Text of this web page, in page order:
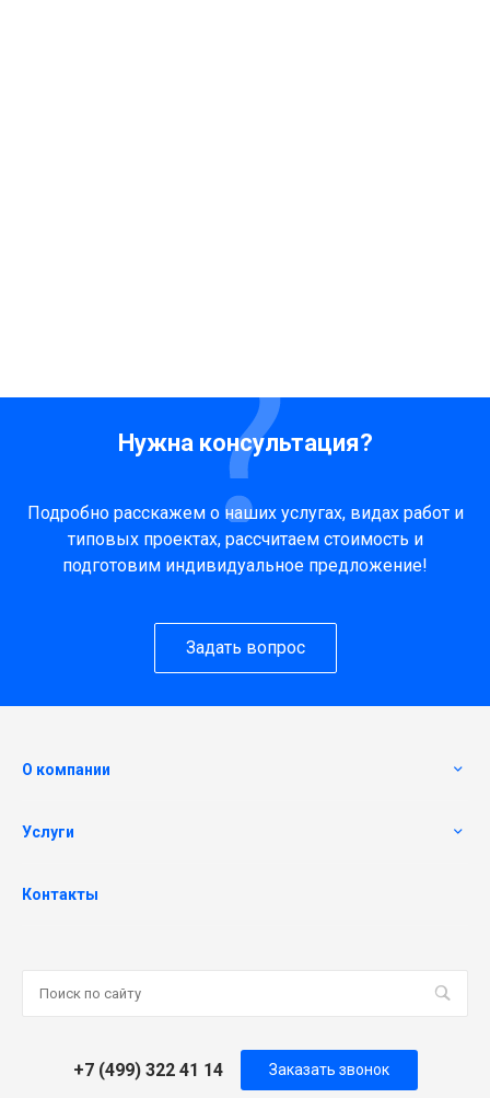
Нужна консультация?
Подробно расскажем о наших услугах, видах работ и
типовых проектах, рассчитаем стоимость и
подготовим индивидуальное предложение!
Задать вопрос
О компании
Услуги
Контакты
+7 (499) 322 41 14 Заказать звонок